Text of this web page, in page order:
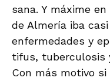
sana. Y máxime
de Almería iba
enfermedades y
tifus, tuberculosis
Con más motivo